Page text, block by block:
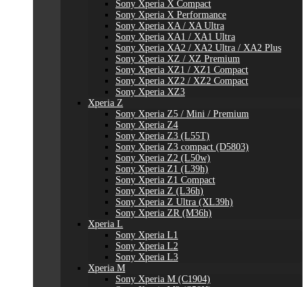
Sony Xperia X Compact
Sony Xperia X Performance
Sony Xperia XA / XA Ultra
Sony Xperia XA1 / XA1 Ultra
Sony Xperia XA2 / XA2 Ultra / XA2 Plus
Sony Xperia XZ / XZ Premium
Sony Xperia XZ1 / XZ1 Compact
Sony Xperia XZ2 / XZ2 Compact
Sony Xperia XZ3
Xperia Z
Sony Xperia Z5 / Mini / Premium
Sony Xperia Z4
Sony Xperia Z3 (L55T)
Sony Xperia Z3 compact (D5803)
Sony Xperia Z2 (L50w)
Sony Xperia Z1 (L39h)
Sony Xperia Z1 Compact
Sony Xperia Z (L36h)
Sony Xperia Z Ultra (XL39h)
Sony Xperia ZR (M36h)
Xperia L
Sony Xperia L1
Sony Xperia L2
Sony Xperia L3
Xperia M
Sony Xperia M (C1904)